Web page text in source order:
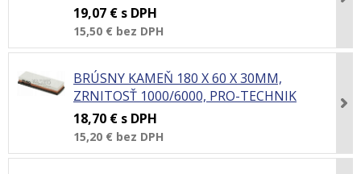
19,07 € s DPH
15,50 € bez DPH
BRÚSNY KAMEŇ 180 X 60 X 30MM,
ZRNITOSŤ 1000/6000, PRO-TECHNIK
18,70 € s DPH
15,20 € bez DPH